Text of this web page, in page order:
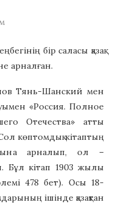
бір саласы қазақ
арналған.
Тянь-Шанский мен
«Россия. Полное
Отечества» атты
көптомдық кітаптың
арналып, ол –
Бұл кітап 1903 жылы
478 бет). Осы 18-
ішінде қазақтан